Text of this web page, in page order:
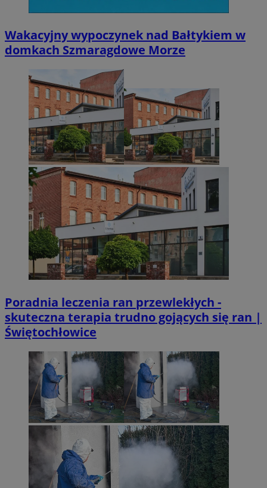
Wakacyjny wypoczynek nad Bałtykiem w
domkach Szmaragdowe Morze
Poradnia leczenia ran przewlekłych -
skuteczna terapia trudno gojących się ran |
Świętochłowice